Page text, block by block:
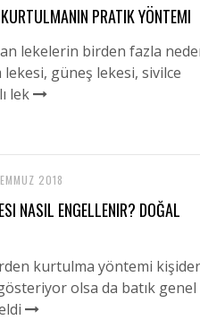
PRATIK YÖNTEMI
lekelerin birden fazla
güneş lekesi, sivilce
lek
2018
NASIL ENGELLENIR? DOĞAL
kurtulma yöntemi
olsa da batık